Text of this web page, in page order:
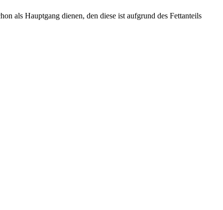
als Hauptgang dienen, den diese ist aufgrund des Fettanteils